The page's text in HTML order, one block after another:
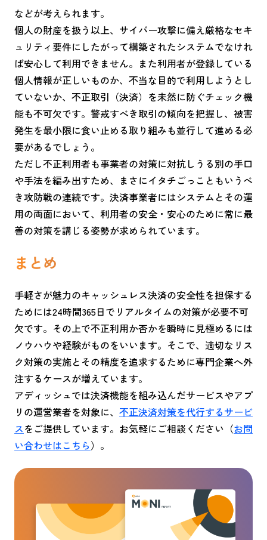
などが考えられます。
個人の財産を扱う以上、サイバー攻撃に備え厳格なセキ
ュリティ要件にしたがって構築されたシステムでなけれ
ば安心して利用できません。また利用者が登録している
個人情報が正しいものか、不当な目的で利用しようとし
ていないか、不正取引（決済）を未然に防ぐチェック機
能も不可欠です。警戒すべき取引の傾向を把握し、被害
発生を最小限に食い止める取り組みも並行して進める必
要があるでしょう。
ただし不正利用者も事業者の対策に対抗しうる別の手口
や手法を編み出すため、まさにイタチごっこともいうべ
き攻防戦の連続です。決済事業者にはシステムとその運
用の両面において、利用者の安全・安心のために常に最
善の対策を講じる姿勢が求められています。
まとめ
手軽さが魅力のキャッシュレス決済の安全性を担保する
ためには24時間365日でリアルタイムの対策が必要不可
欠です。その上で不正利用か否かを瞬時に見極めるには
ノウハウや経験がものをいいます。そこで、適切なリス
ク対策の実施とその精度を追求するために専門企業へ外
注するケースが増えています。
アディッシュでは決済機能を組み込んだサービスやアプ
リの運営業者を対象に、 不正決済対策を代行するサービ
スをご提供しています。お気軽にご相談ください（お問
い合わせはこちら）。